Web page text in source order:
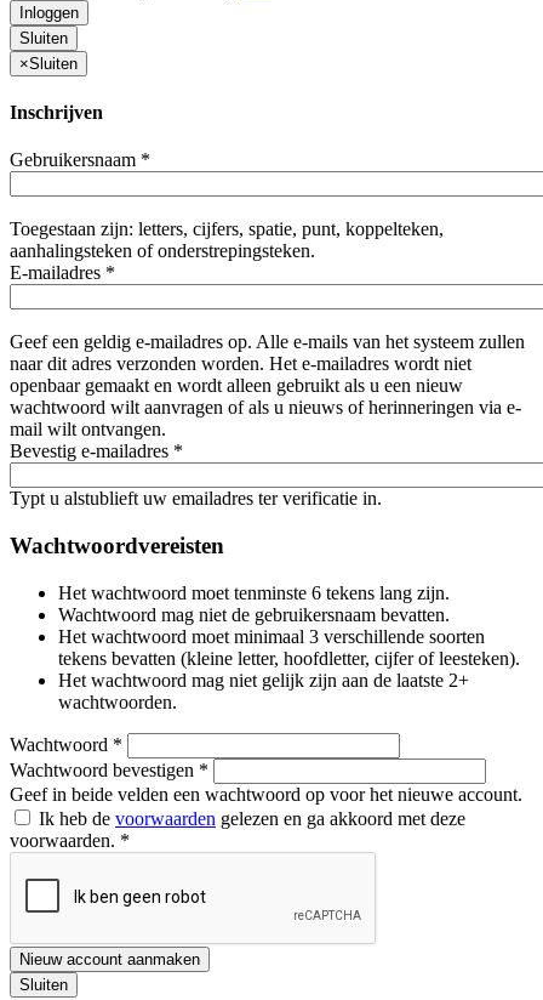
Inloggen
Sluiten
×Sluiten
Inschrijven
Gebruikersnaam *
Toegestaan zijn: letters, cijfers, spatie, punt, koppelteken,
aanhalingsteken of onderstrepingsteken.
E-mailadres *
Geef een geldig e-mailadres op. Alle e-mails van het systeem zullen
naar dit adres verzonden worden. Het e-mailadres wordt niet
openbaar gemaakt en wordt alleen gebruikt als u een nieuw
wachtwoord wilt aanvragen of als u nieuws of herinneringen via e-
mail wilt ontvangen.
Bevestig e-mailadres *
Typt u alstublieft uw emailadres ter verificatie in.
Wachtwoordvereisten
Het wachtwoord moet tenminste 6 tekens lang zijn.
Wachtwoord mag niet de gebruikersnaam bevatten.
Het wachtwoord moet minimaal 3 verschillende soorten
tekens bevatten (kleine letter, hoofdletter, cijfer of leesteken).
Het wachtwoord mag niet gelijk zijn aan de laatste 2+
wachtwoorden.
Wachtwoord *
Wachtwoord bevestigen *
Geef in beide velden een wachtwoord op voor het nieuwe account.
Ik heb de voorwaarden gelezen en ga akkoord met deze
voorwaarden. *
Nieuw account aanmaken
Sluiten